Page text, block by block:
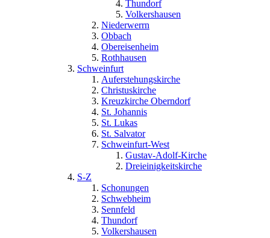
Thundorf
Volkershausen
Niederwerrn
Obbach
Obereisenheim
Rothhausen
Schweinfurt
Auferstehungskirche
Christuskirche
Kreuzkirche Oberndorf
St. Johannis
St. Lukas
St. Salvator
Schweinfurt-West
Gustav-Adolf-Kirche
Dreieinigkeitskirche
S-Z
Schonungen
Schwebheim
Sennfeld
Thundorf
Volkershausen